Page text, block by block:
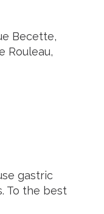
Becette,
Rouleau,
gastric
To the best